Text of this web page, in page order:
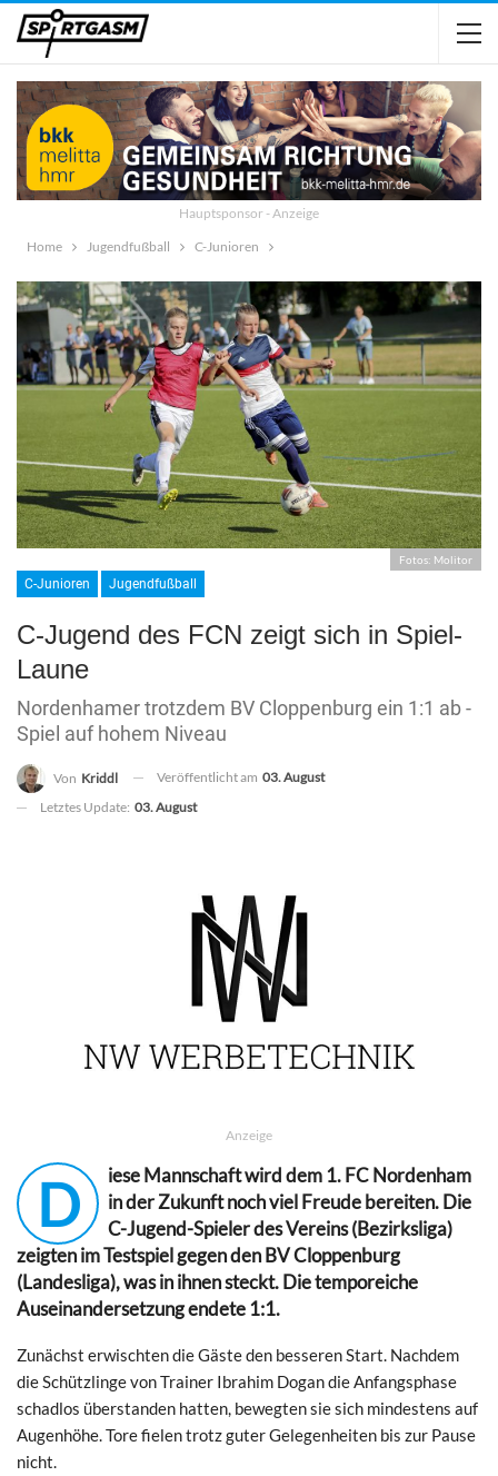
Hauptsponsor - Anzeige
Home
Jugendfußball C-Junioren
Fotos: Molitor
C-Junioren Jugendfußball
C-Jugend des FCN zeigt sich in Spiel-
Laune
Nordenhamer trotzdem BV Cloppenburg ein 1:1 ab -
Spiel auf hohem Niveau
Von Kriddl Veröffentlicht am 03. August
Letztes Update: 03. August
Anzeige
D
iese Mannschaft wird dem 1. FC Nordenham
in der Zukunft noch viel Freude bereiten. Die
C-Jugend-Spieler des Vereins (Bezirksliga)
zeigten im Testspiel gegen den BV Cloppenburg
(Landesliga), was in ihnen steckt. Die temporeiche
Auseinandersetzung endete 1:1.
Zunächst erwischten die Gäste den besseren Start. Nachdem
die Schützlinge von Trainer Ibrahim Dogan die Anfangsphase
schadlos überstanden hatten, bewegten sie sich mindestens auf
Augenhöhe. Tore fielen trotz guter Gelegenheiten bis zur Pause
nicht.